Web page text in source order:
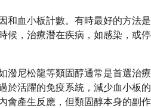
和血小板計數。有時最好的方法是
候，治療潛在疾病，如感染，或停
潑尼松龍等類固醇通常是首選治療
於活躍的免疫系統，減少血小板的
會產生反應，但類固醇本身的副作